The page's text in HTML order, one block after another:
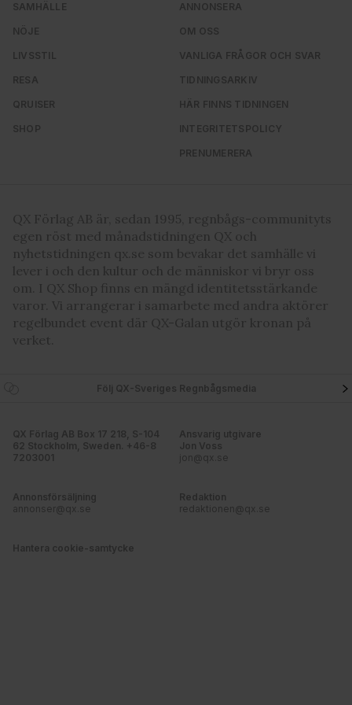
SAMHÄLLE
NÖJE
LIVSSTIL
RESA
QRUISER
SHOP
ANNONSERA
OM OSS
VANLIGA FRÅGOR OCH SVAR
TIDNINGSARKIV
HÄR FINNS TIDNINGEN
INTEGRITETSPOLICY
PRENUMERERA
QX Förlag AB är, sedan 1995, regnbågs-communityts
egen röst med månadstidningen QX och
nyhetstidningen qx.se som bevakar det samhälle vi
lever i och den kultur och de människor vi bryr oss
om. I QX Shop finns en mängd identitetsstärkande
varor. Vi arrangerar i samarbete med andra aktörer
regelbundet event där QX-Galan utgör kronan på
verket.
Följ QX-Sveriges Regnbågsmedia
QX Förlag AB Box 17 218, S-104
62 Stockholm, Sweden. +46-8
7203001
Ansvarig utgivare
Jon Voss
jon@qx.se
Annonsförsäljning
annonser@qx.se
Redaktion
redaktionen@qx.se
Hantera cookie-samtycke